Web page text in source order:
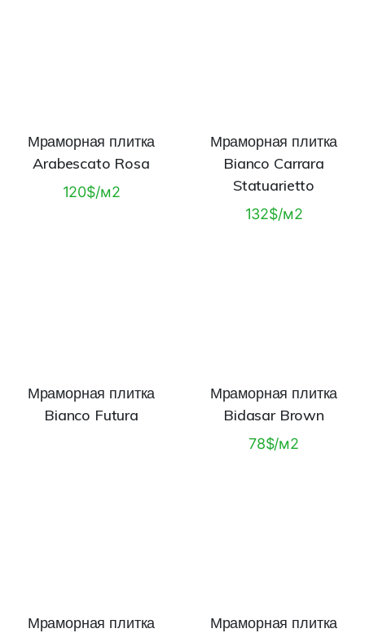
Мраморная плитка
Arabescato Rosa
120$/м2
Мраморная плитка
Bianco Carrara
Statuarietto
132$/м2
Мраморная плитка
Bianco Futura
Мраморная плитка
Bidasar Brown
78$/м2
Мраморная плитка
Мраморная плитка